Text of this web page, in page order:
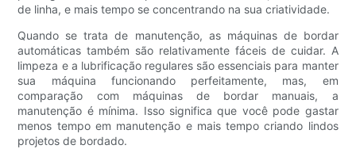
de linha, e mais tempo se concentrando na sua criatividade.
Quando se trata de manutenção, as máquinas de bordar
automáticas também são relativamente fáceis de cuidar. A
limpeza e a lubrificação regulares são essenciais para manter
sua máquina funcionando perfeitamente, mas, em
comparação com máquinas de bordar manuais, a
manutenção é mínima. Isso significa que você pode gastar
menos tempo em manutenção e mais tempo criando lindos
projetos de bordado.